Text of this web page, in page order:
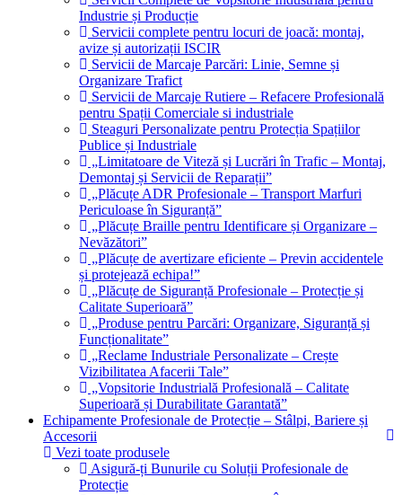
Industrie și Producție
Servicii complete pentru locuri de joacă: montaj,
avize și autorizații ISCIR
Servicii de Marcaje Parcări: Linie, Semne și
Organizare Trafict
Servicii de Marcaje Rutiere – Refacere Profesională
pentru Spații Comerciale si industriale
Steaguri Personalizate pentru Protecția Spațiilor
Publice și Industriale
„Limitatoare de Viteză și Lucrări în Trafic – Montaj,
Demontaj și Servicii de Reparații”
„Plăcuțe ADR Profesionale – Transport Marfuri
Periculoase în Siguranță”
„Plăcuțe Braille pentru Identificare și Organizare –
Nevăzători”
„Plăcuțe de avertizare eficiente – Previn accidentele
și protejează echipa!”
„Plăcuțe de Siguranță Profesionale – Protecție și
Calitate Superioară”
„Produse pentru Parcări: Organizare, Siguranță și
Funcționalitate”
„Reclame Industriale Personalizate – Crește
Vizibilitatea Afacerii Tale”
„Vopsitorie Industrială Profesională – Calitate
Superioară și Durabilitate Garantată”
Echipamente Profesionale de Protecție – Stâlpi, Bariere și
Accesorii
Vezi toate produsele
Asigură-ți Bunurile cu Soluții Profesionale de
Protecție